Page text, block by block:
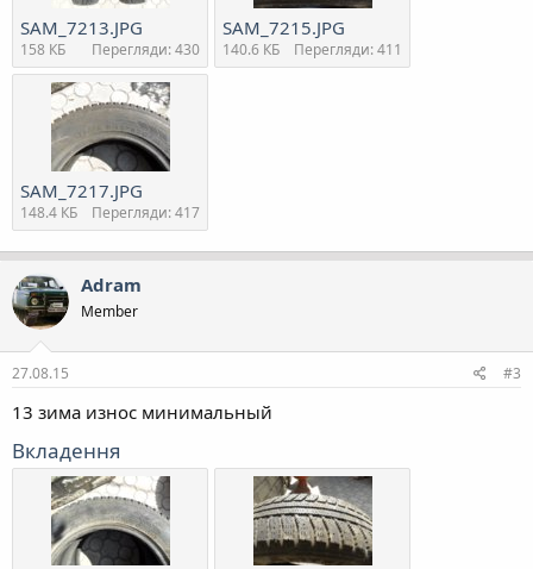
SAM_7213.JPG
158 КБ Перегляди: 430
SAM_7215.JPG
140.6 КБ Перегляди: 411
SAM_7217.JPG
148.4 КБ Перегляди: 417
Adram
Member
27.08.15 #3
13 зима износ минимальный
Вкладення